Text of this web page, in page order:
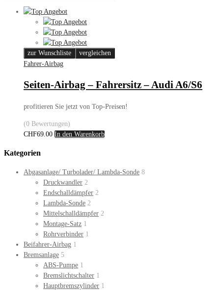
zur Wunschliste
vergleichen
Fahrer-Airbag
Seiten-Airbag – Fahrersitz – Audi A6/S6
profitieren Sie jetzt von Top-Preisen!
(0 Bewertungen)
CHF69.00 In den Warenkorb
Kategorien
Abgasanlage/ Turbolader/ Lambda-Sonde 8
Druckwandler 2
Endschalldämpfer 2
Lambda-Sonde 2
Mittelschalldämpfer 2
Montage-Satz 1
Rohrverbinder 1
Beifahrer-Airbag 1
Bremsanlage 5
ABS-Pumpe 1
Bremslichtschalter 1
Hauptbremszylinder 1